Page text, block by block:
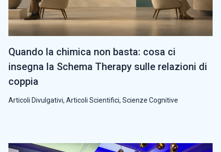
Quando la chimica non basta: cosa ci
insegna la Schema Therapy sulle relazioni di
coppia
Articoli Divulgativi, Articoli Scientifici, Scienze Cognitive